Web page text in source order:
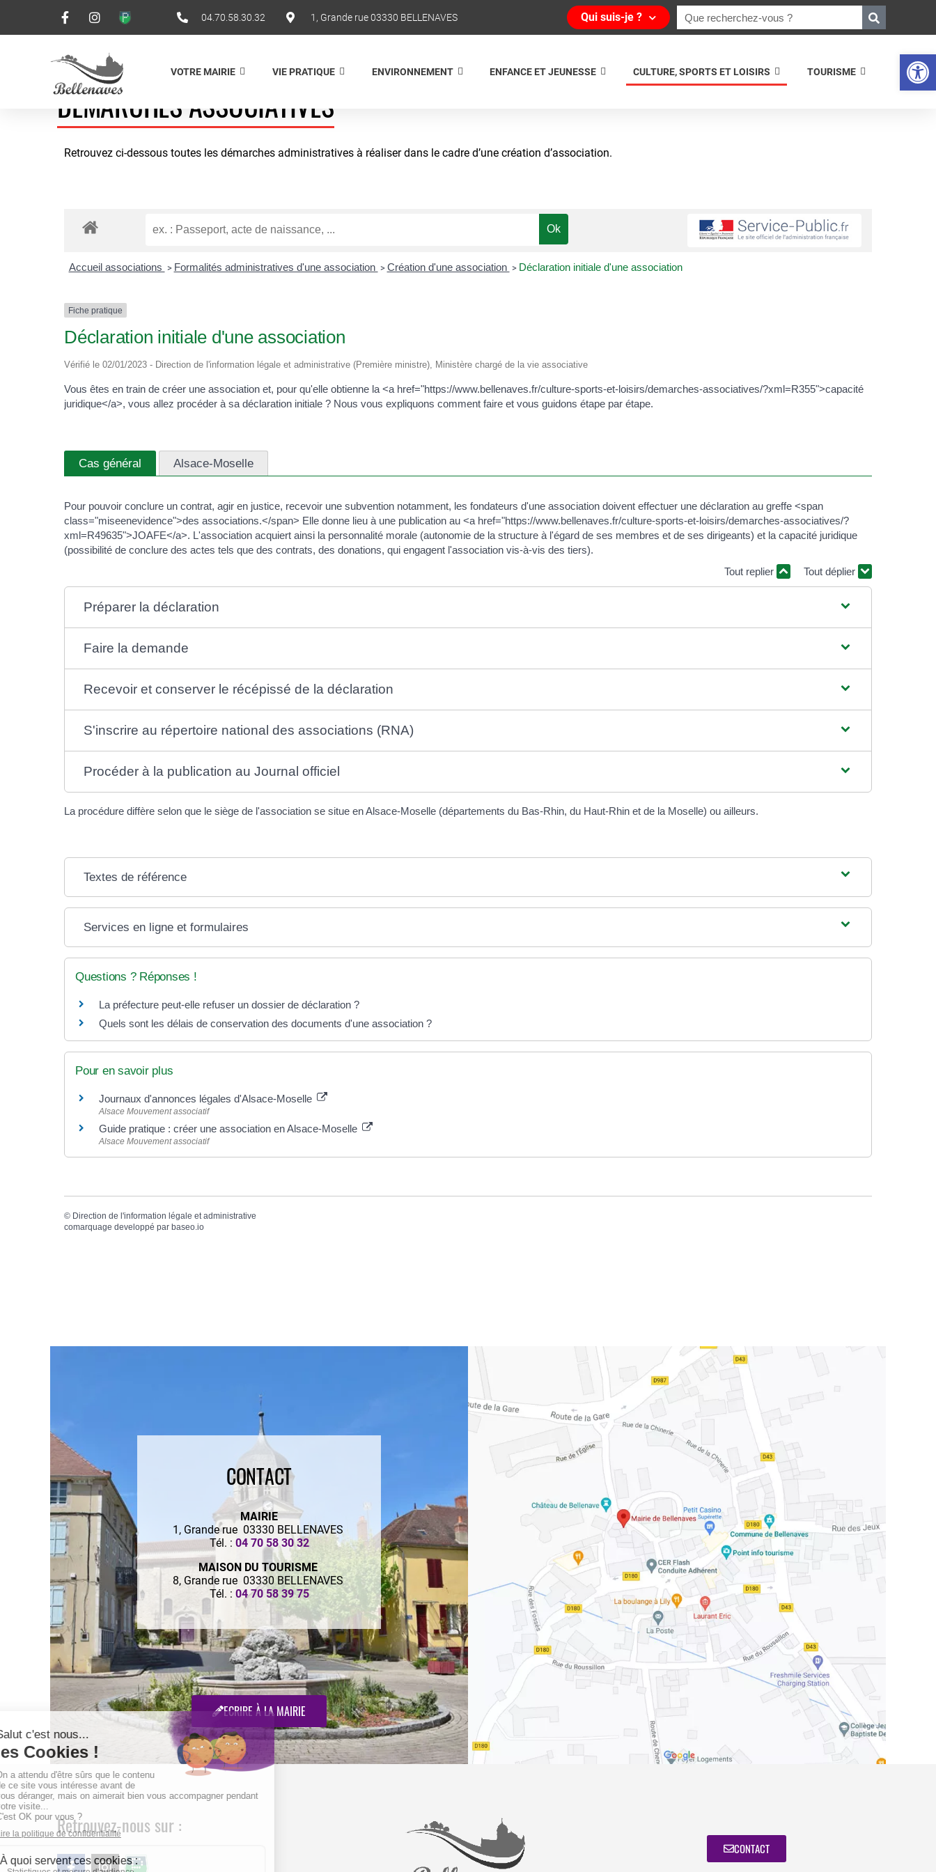
Ouvrir
04.70.58.30.32 1, Grande rue 03330 BELLENAVES Qui suis-je ?
VOTRE MAIRIE VIE PRATIQUE ENVIRONNEMENT ENFANCE ET JEUNESSE CULTURE, SPORTS ET LOISIRS TOURISME
DÉMARCHES ASSOCIATIVES
Retrouvez ci-dessous toutes les démarches administratives à réaliser dans le cadre d’une création d’association.
Accueil associations > Formalités administratives d'une association > Création d'une association > Déclaration initiale d'une association
Fiche pratique
Déclaration initiale d'une association
Vérifié le 02/01/2023 - Direction de l'information légale et administrative (Première ministre), Ministère chargé de la vie associative
Vous êtes en train de créer une association et, pour qu'elle obtienne la <a href="https://www.bellenaves.fr/culture-sports-et-loisirs/demarches-associatives/?xml=R355">capacité
juridique</a>, vous allez procéder à sa déclaration initiale ? Nous vous expliquons comment faire et vous guidons étape par étape.
Cas général Alsace-Moselle
Pour pouvoir conclure un contrat, agir en justice, recevoir une subvention notamment, les fondateurs d'une association doivent effectuer une déclaration au greffe <span
class="miseenevidence">des associations.</span> Elle donne lieu à une publication au <a href="https://www.bellenaves.fr/culture-sports-et-loisirs/demarches-associatives/?
xml=R49635">JOAFE</a>. L'association acquiert ainsi la personnalité morale (autonomie de la structure à l'égard de ses membres et de ses dirigeants) et la capacité juridique
(possibilité de conclure des actes tels que des contrats, des donations, qui engagent l'association vis-à-vis des tiers).
Tout replier
Tout déplier
Préparer la déclaration
Faire la demande
Recevoir et conserver le récépissé de la déclaration
S'inscrire au répertoire national des associations (RNA)
Procéder à la publication au Journal officiel
La procédure diffère selon que le siège de l'association se situe en Alsace-Moselle (départements du Bas-Rhin, du Haut-Rhin et de la Moselle) ou ailleurs.
Textes de référence
Services en ligne et formulaires
Questions ? Réponses !
La préfecture peut-elle refuser un dossier de déclaration ?
Quels sont les délais de conservation des documents d'une association ?
Pour en savoir plus
Journaux d'annonces légales d'Alsace-Moselle
Alsace Mouvement associatif
Guide pratique : créer une association en Alsace-Moselle
Alsace Mouvement associatif
© Direction de l'information légale et administrative
comarquage developpé par baseo.io
CONTACT
MAIRIE
1, Grande rue 03330 BELLENAVES
Tél. : 04 70 58 30 32
MAISON DU TOURISME
8, Grande rue 03330 BELLENAVES
Tél. : 04 70 58 39 75
ECRIRE À LA MAIRIE
Retrouvez-nous sur :
CONTACT